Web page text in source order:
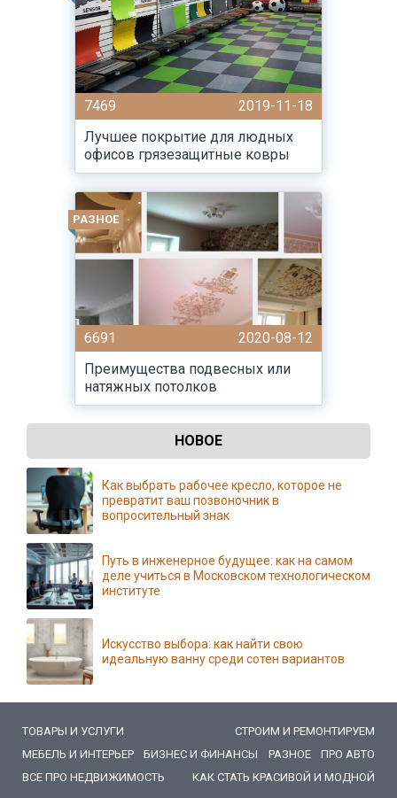
7469
2019-11-18
Лучшее покрытие для людных
офисов грязезащитные ковры
РАЗНОЕ
6691
2020-08-12
Преимущества подвесных или
натяжных потолков
НОВОЕ
Как выбрать рабочее кресло, которое не
превратит ваш позвоночник в
вопросительный знак
Путь в инженерное будущее: как на самом
деле учиться в Московском технологическом
институте
Искусство выбора: как найти свою
идеальную ванну среди сотен вариантов
ТОВАРЫ И УСЛУГИ
СТРОИМ И РЕМОНТИРУЕМ
МЕБЕЛЬ И ИНТЕРЬЕР
БИЗНЕС И ФИНАНСЫ РАЗНОЕ
ПРО АВТО
ВСЕ ПРО НЕДВИЖИМОСТЬ
КАК СТАТЬ КРАСИВОЙ И МОДНОЙ